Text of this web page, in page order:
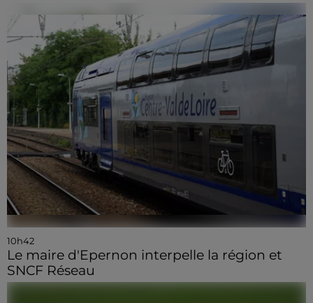
10h42
Le maire d'Epernon interpelle la région et
SNCF Réseau